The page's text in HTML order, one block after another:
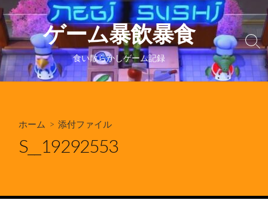
コ
ン
テ
ン
ツ
へ
ゲーム暴飲暴食
食い散らかしゲーム記録
検
索
り
ホーム > 添付ファイル
S__19292553